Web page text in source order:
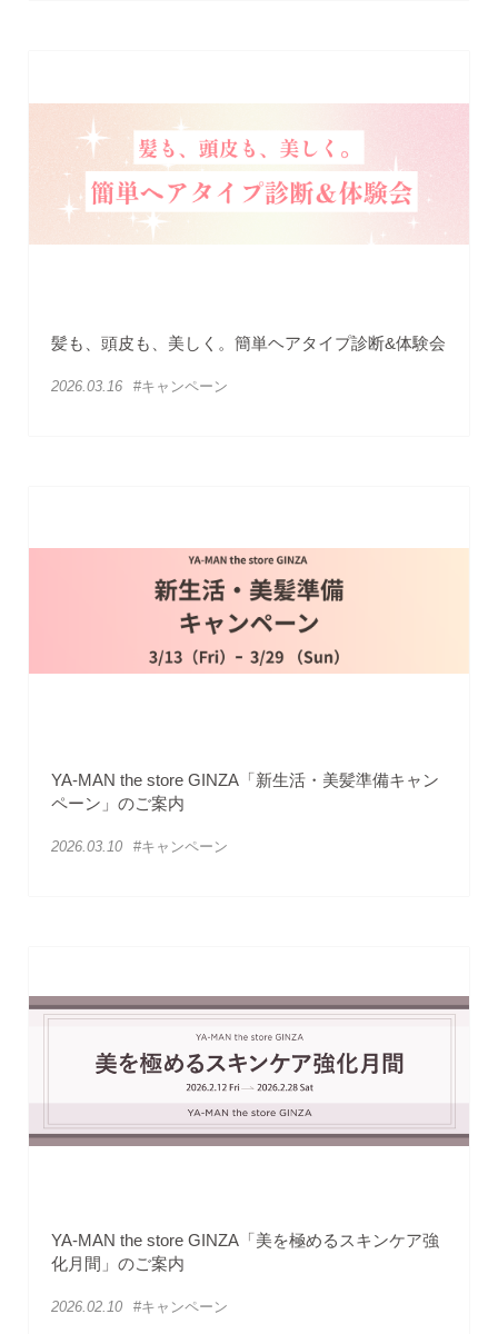
髪も、頭皮も、美しく。簡単ヘアタイプ診断&体験会
2026.03.16 #キャンペーン
YA-MAN the store GINZA「新生活・美髪準備キャン
ペーン」のご案内
2026.03.10 #キャンペーン
YA-MAN the store GINZA「美を極めるスキンケア強
化月間」のご案内
2026.02.10 #キャンペーン